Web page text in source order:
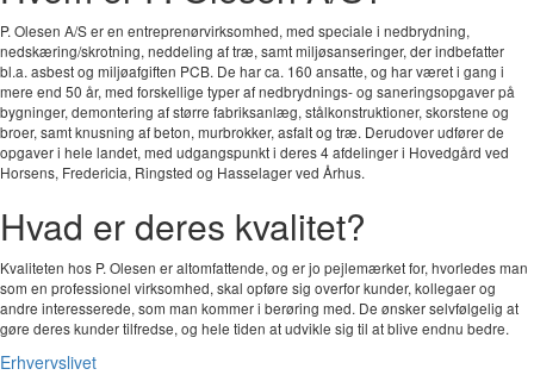
P. Olesen A/S er en entreprenørvirksomhed, med speciale i nedbrydning,
nedskæring/skrotning, neddeling af træ, samt miljøsanseringer, der indbefatter
bl.a. asbest og miljøafgiften PCB. De har ca. 160 ansatte, og har været i gang i
mere end 50 år, med forskellige typer af nedbrydnings- og saneringsopgaver på
bygninger, demontering af større fabriksanlæg, stålkonstruktioner, skorstene og
broer, samt knusning af beton, murbrokker, asfalt og træ. Derudover udfører de
opgaver i hele landet, med udgangspunkt i deres 4 afdelinger i Hovedgård ved
Horsens, Fredericia, Ringsted og Hasselager ved Århus.
Hvad er deres kvalitet?
Kvaliteten hos P. Olesen er altomfattende, og er jo pejlemærket for, hvorledes man
som en professionel virksomhed, skal opføre sig overfor kunder, kollegaer og
andre interesserede, som man kommer i berøring med. De ønsker selvfølgelig at
gøre deres kunder tilfredse, og hele tiden at udvikle sig til at blive endnu bedre.
Erhvervslivet